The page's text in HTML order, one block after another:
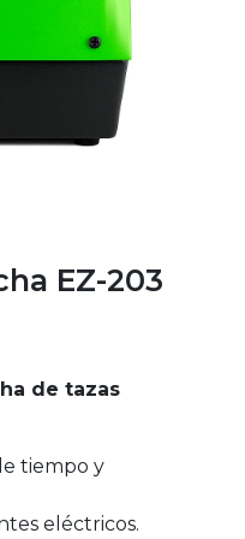
EZ-203
de tazas
tiempo y
eléctricos.